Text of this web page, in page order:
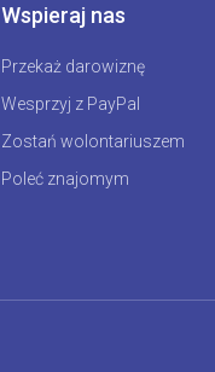
Wspieraj nas
Przekaż darowiznę
Wesprzyj z PayPal
Zostań wolontariuszem
Poleć znajomym